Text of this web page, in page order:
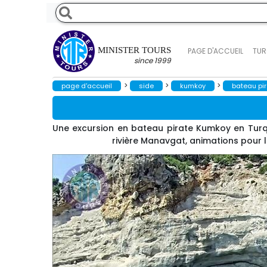
MINISTER TOURS
since 1999
PAGE D'ACCUEIL
page d'accueil > side > kumkoy > bateau
Une excursion en bateau pirate Kumkoy en
rivière Manavgat, animations